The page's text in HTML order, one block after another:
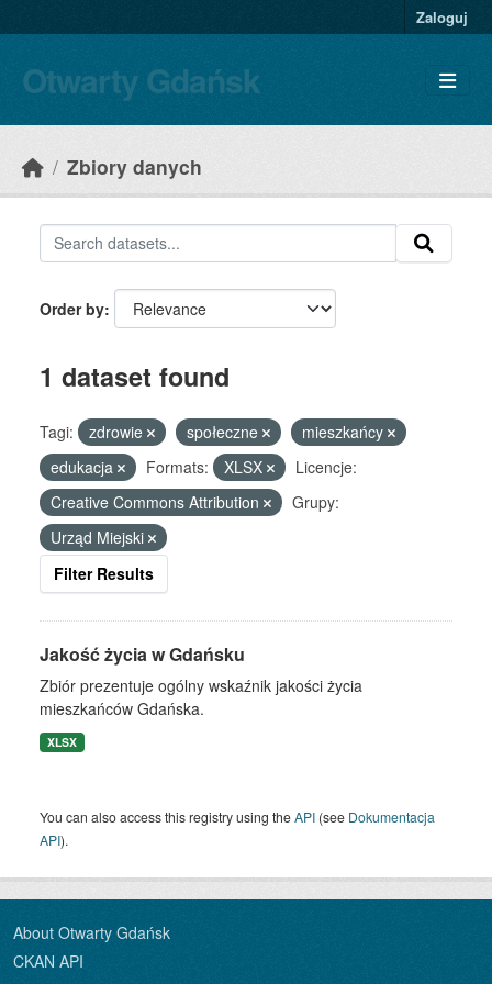
Zaloguj
Otwarty Gdańsk
Zbiory danych
Order by
1 dataset found
Tagi: zdrowie społeczne
mieszkańcy
edukacja
Formats: XLSX
Licencje:
Creative Commons Attribution
Grupy:
Urząd Miejski
Filter Results
Jakość życia w Gdańsku
Zbiór prezentuje ogólny wskaźnik jakości życia
mieszkańców Gdańska.
XLSX
You can also access this registry using theAPI (see Dokumentacja
API).
About Otwarty Gdańsk
CKAN API